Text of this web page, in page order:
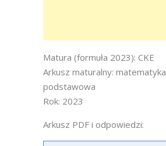
Matura (formuła 2023): CKE
Arkusz maturalny: matematyka
podstawowa
Rok: 2023
Arkusz PDF i odpowiedzi: